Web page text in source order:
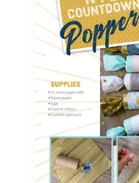
Flexible para las
Emoción sin